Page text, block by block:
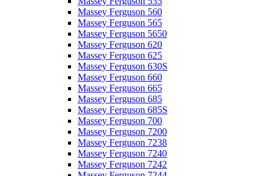
Massey Ferguson 560
Massey Ferguson 565
Massey Ferguson 5650
Massey Ferguson 620
Massey Ferguson 625
Massey Ferguson 630S
Massey Ferguson 660
Massey Ferguson 665
Massey Ferguson 685
Massey Ferguson 685S
Massey Ferguson 700
Massey Ferguson 7200
Massey Ferguson 7238
Massey Ferguson 7240
Massey Ferguson 7242